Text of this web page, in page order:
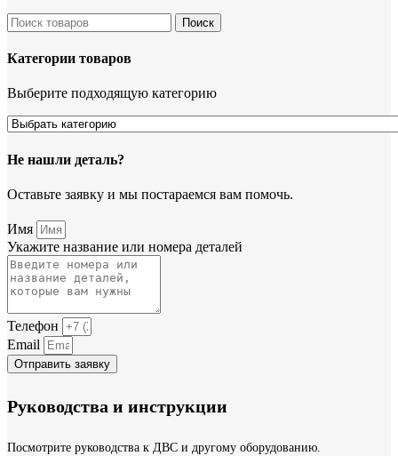
Поиск
Категории товаров
Выберите подходящую категорию
Не нашли деталь?
Оставьте заявку и мы постараемся вам помочь.
Имя
Укажите название или номера деталей
Телефон
Email
Отправить заявку
Руководства и инструкции
Посмотрите руководства к ДВС и другому оборудованию.